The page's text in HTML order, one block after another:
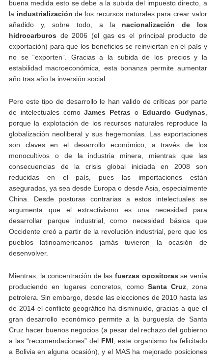
buena medida esto se debe a la subida del impuesto directo, a
la industrialización de los recursos naturales para crear valor
añadido y, sobre todo, a la nacionalización de los
hidrocarburos de 2006 (el gas es el principal producto de
exportación) para que los beneficios se reinviertan en el país y
no se “exporten”. Gracias a la subida de los precios y la
estabilidad macroeconómica, esta bonanza permite aumentar
año tras año la inversión social.
Pero este tipo de desarrollo le han valido de críticas por parte
de intelectuales comoJames Petras o Eduardo Gudynas
porque la explotación de los recursos naturales reproduce la
globalización neoliberal y sus hegemonías. Las exportaciones
son claves en el desarrollo económico, a través de los
monocultivos o de la industria minera, mientras que las
consecuencias de la crisis global iniciada en 2008 son
reducidas en el país, pues las importaciones están
aseguradas, ya sea desde Europa o desde Asia, especialmente
China. Desde posturas contrarias a estos intelectuales se
argumenta que el extractivismo es una necesidad para
desarrollar parque industrial, como necesidad básica que
Occidente creó a partir de la revolución industrial, pero que los
pueblos latinoamericanos jamás tuvieron la ocasión de
desenvolver.
Mientras, la concentración de las fuerzas opositoras se venía
produciendo en lugares concretos, como Santa Cruz, zona
petrolera. Sin embargo, desde las elecciones de 2010 hasta las
de 2014 el conflicto geográfico ha disminuido, gracias a que el
gran desarrollo económico permite a la burguesía de Santa
Cruz hacer buenos negocios (a pesar del rechazo del gobierno
a las “recomendaciones” del FMI , este organismo ha felicitado
a Bolivia en alguna ocasión), y el MAS ha mejorado posiciones